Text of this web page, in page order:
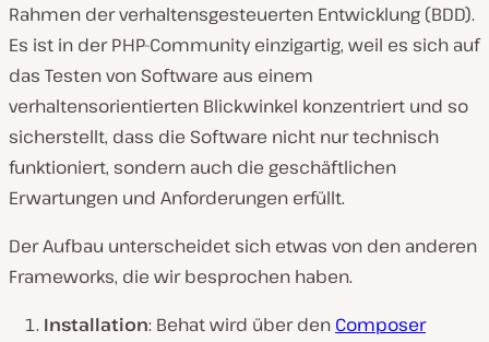
Rahmen der verhaltensgesteuerten Entwicklung (BDD).
Es ist in der PHP-Community einzigartig, weil es sich auf
das Testen von Software aus einem
verhaltensorientierten Blickwinkel konzentriert und so
sicherstellt, dass die Software nicht nur technisch
funktioniert, sondern auch die geschäftlichen
Erwartungen und Anforderungen erfüllt.
Der Aufbau unterscheidet sich etwas von den anderen
Frameworks, die wir besprochen haben.
Installation: Behat wird über den Composer